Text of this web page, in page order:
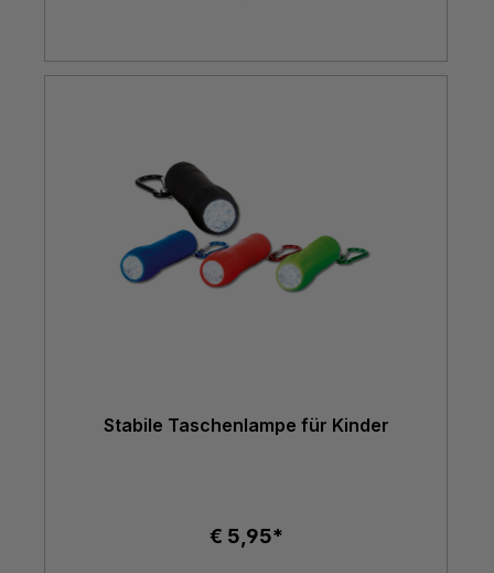
Stabile Taschenlampe für Kinder
€ 5,95*